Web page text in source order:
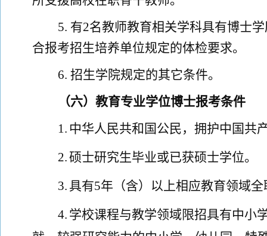
5. 有2名教师教育相关学科具有博士
合报考招生培养单位规定的体检要求。
6. 招生学院规定的其它条件。
（六） 教育专业学位博士报考条件
1. 中华人民共和国公民，拥护中国共
2.硕士研究生毕业或已获硕士学位。
3. 具有5年（含）以上相应教育领域
4. 学校课程与教学领域限招具有中小